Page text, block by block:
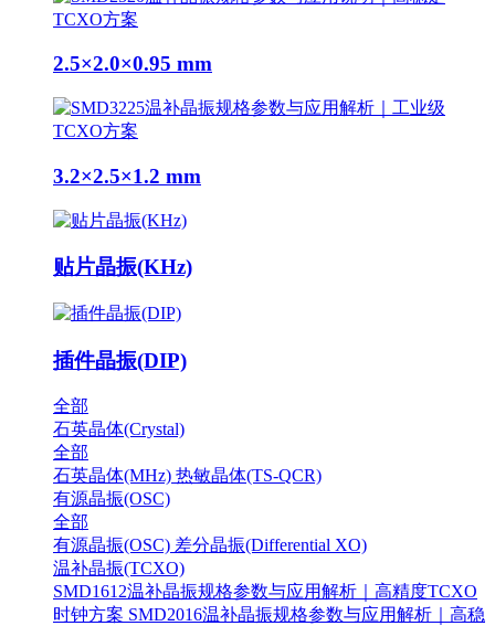
2.5×2.0×0.95 mm
3.2×2.5×1.2 mm
贴片晶振(KHz)
插件晶振(DIP)
全部
石英晶体(Crystal)
全部
石英晶体(MHz) 热敏晶体(TS-QCR)
有源晶振(OSC)
全部
有源晶振(OSC) 差分晶振(Differential XO)
温补晶振(TCXO)
SMD1612温补晶振规格参数与应用解析｜高精度TCXO
时钟方案 SMD2016温补晶振规格参数与应用解析｜高稳